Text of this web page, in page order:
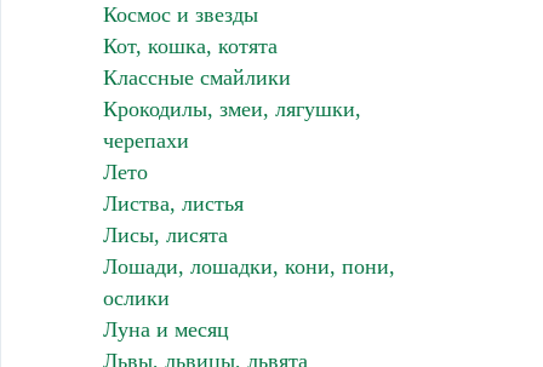
Космос и звезды
Кот, кошка, котята
Классные смайлики
Крокодилы, змеи, лягушки,
черепахи
Лето
Листва, листья
Лисы, лисята
Лошади, лошадки, кони, пони,
ослики
Луна и месяц
Львы, львицы, львята